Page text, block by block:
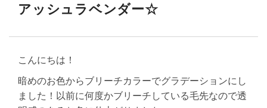
アッシュラベンダー☆
こんにちは！
暗めのお色からブリーチカラーでグラデーションにし
ました！以前に何度かブリーチしている毛先なので透